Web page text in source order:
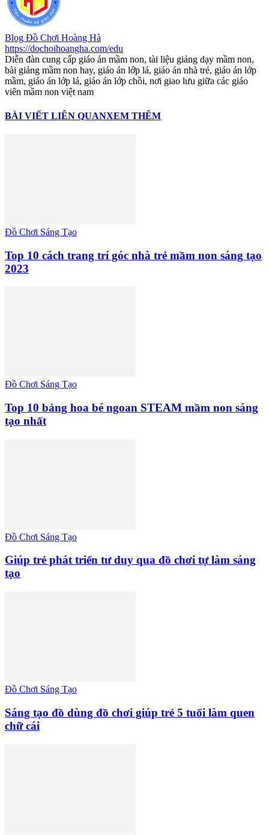
Blog Đồ Chơi Hoàng Hà
https://dochoihoangha.com/edu
Diễn đàn cung cấp giáo án mầm non, tài liệu giảng dạy mầm non,
bài giảng mầm non hay, giáo án lớp lá, giáo án nhà trẻ, giáo án lớp
mầm, giáo án lớp lá, giáo án lớp chồi, nơi giao lưu giữa các giáo
viên mầm non việt nam
BÀI VIẾT LIÊN QUANXEM THÊM
Đồ Chơi Sáng Tạo
Top 10 cách trang trí góc nhà trẻ mầm non sáng tạo
2023
Đồ Chơi Sáng Tạo
Top 10 bảng hoa bé ngoan STEAM mầm non sáng
tạo nhất
Đồ Chơi Sáng Tạo
Giúp trẻ phát triển tư duy qua đồ chơi tự làm sáng
tạo
Đồ Chơi Sáng Tạo
Sáng tạo đồ dùng đồ chơi giúp trẻ 5 tuổi làm quen
chữ cái